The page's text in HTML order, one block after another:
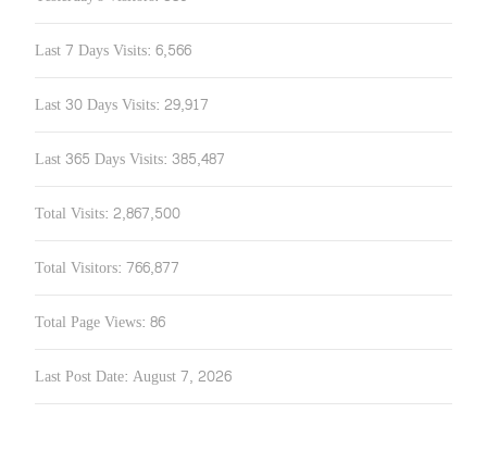
Last 7 Days Visits: 6,566
Last 30 Days Visits: 29,917
Last 365 Days Visits: 385,487
Total Visits: 2,867,500
Total Visitors: 766,877
Total Page Views: 86
Last Post Date: August 7, 2026